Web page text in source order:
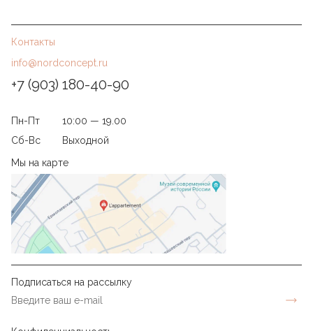
Контакты
info@nordconcept.ru
+7 (903) 180-40-90
Пн-Пт
10:00 — 19.00
Сб-Вс
Выходной
Мы на карте
Подписаться на рассылку